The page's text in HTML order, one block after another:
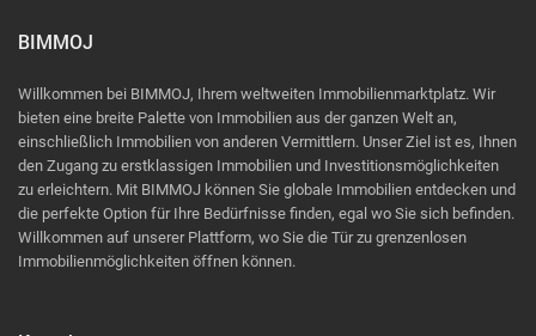
BIMMOJ
Willkommen bei BIMMOJ, Ihrem weltweiten Immobilienmarktplatz. Wir
bieten eine breite Palette von Immobilien aus der ganzen Welt an,
einschließlich Immobilien von anderen Vermittlern. Unser Ziel ist es, Ihnen
den Zugang zu erstklassigen Immobilien und Investitionsmöglichkeiten
zu erleichtern. Mit BIMMOJ können Sie globale Immobilien entdecken und
die perfekte Option für Ihre Bedürfnisse finden, egal wo Sie sich befinden.
Willkommen auf unserer Plattform, wo Sie die Tür zu grenzenlosen
Immobilienmöglichkeiten öffnen können.